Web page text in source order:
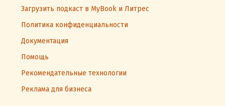
Загрузить подкаст в MyBook и Литрес
Политика конфиденциальности
Документация
Помощь
Рекомендательные технологии
Реклама для бизнеса